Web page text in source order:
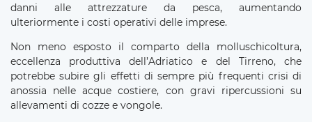
danni alle attrezzature da pesca, aumentando
ulteriormente i costi operativi delle imprese.
Non meno esposto il comparto della molluschicoltura,
eccellenza produttiva dell’Adriatico e del Tirreno, che
potrebbe subire gli effetti di sempre più frequenti crisi di
anossia nelle acque costiere, con gravi ripercussioni su
allevamenti di cozze e vongole.